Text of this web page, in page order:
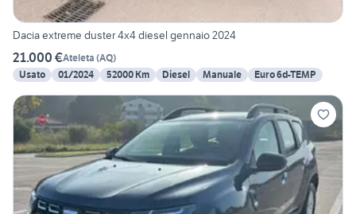
Dacia extreme duster 4x4 diesel gennaio 2024
21.000 €Ateleta (AQ)
Usato
01/2024 52000 Km Diesel Manuale Euro 6d-TEMP